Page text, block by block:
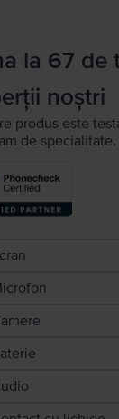
la 67 de
noștri
produs este
de specialitate.